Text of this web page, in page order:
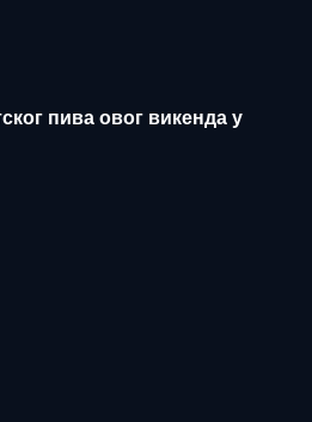
пива овог викенда у